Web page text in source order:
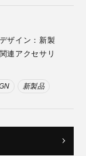
ザイン：新製
連アクセサリ
新製品